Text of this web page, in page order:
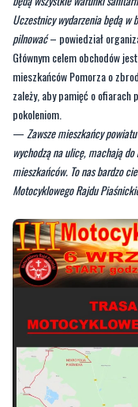
Głównym celem obchodów
mieszkańców Pomorza o
zależy, aby pamięć o ofiarach
pokoleniom.
—Zawsze mieszkańcy
wychodzą na ulicę, machają
mieszkańców. To nas bardzo
Motocyklowego Rajdu